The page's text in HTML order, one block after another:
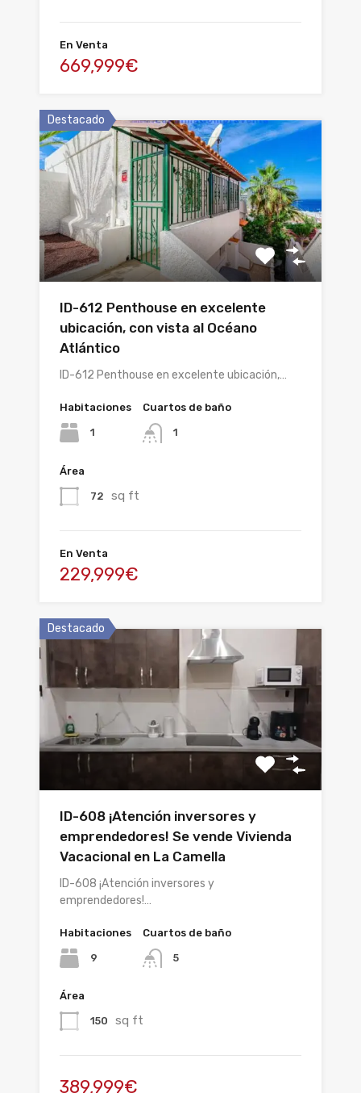
En Venta
669,999€
Destacado
ID-612 Penthouse en excelente
ubicación, con vista al Océano
Atlántico
ID-612 Penthouse en excelente ubicación,…
Habitaciones
1
Cuartos de baño
1
Área
72 sq ft
En Venta
229,999€
Destacado
ID-608 ¡Atención inversores y
emprendedores! Se vende Vivienda
Vacacional en La Camella
ID-608 ¡Atención inversores y
emprendedores!…
Habitaciones
9
Cuartos de baño
5
Área
150 sq ft
389,999€